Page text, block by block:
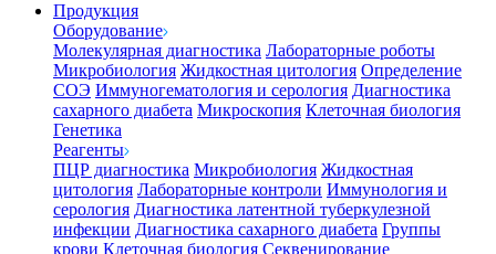
Продукция
Оборудование
Молекулярная диагностика Лабораторные роботы
Микробиология Жидкостная цитология Определение
СОЭ Иммуногематология и серология Диагностика
сахарного диабета Микроскопия Клеточная биология
Генетика
Реагенты
ПЦР диагностика Микробиология Жидкостная
цитология Лабораторные контроли Иммунология и
серология Диагностика латентной туберкулезной
инфекции Диагностика сахарного диабета Группы
крови Клеточная биология Секвенирование